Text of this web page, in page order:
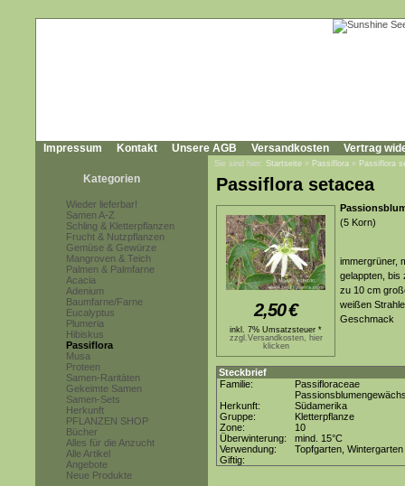
Impressum Kontakt Unsere AGB Versandkosten Vertrag
Kategorien
Wieder lieferbar!
Samen A-Z
Schling & Kletterpflanzen
Frucht & Nutzpflanzen
Gemüse & Gewürze
Mangroven & Teich
Palmen & Palmfarne
Acacia
Adenium
Baumfarne/Farne
Eucalyptus
Plumeria
Hibiskus
Passiflora
Musa
Proteen
Samen-Raritäten
Gekeimte Samen
Samen-Sets
Herkunft
PFLANZEN SHOP
Bücher
Alles für die Anzucht
Alle Artikel
Angebote
Neue Produkte
Sie sind hier: Startseite » Passiflora » Passiflora
Passiflora setacea
2,50€
inkl. 7% Umsatzsteuer *
zzgl.Versandkosten, hier
klicken
(5 Korn)
immergrüner,
gelappten, bis
zu 10 cm
weißen
Geschmack
Steckbrief
Familie:
Passifloraceae
Herkunft:
Südamerika
Gruppe:
Kletterpflanze
Zone:
10
Überwinterung:
mind. 15°C
Verwendung:
Topfgarten, Wintergarten
Giftig: